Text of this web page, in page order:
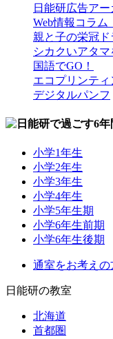
日能研広告ア
Web情報コラム
親と子の栄冠ド
シカクいアタ
国語でGO！
エコプリンティ
デジタルパンフ
小学1年生
小学2年生
小学3年生
小学4年生
小学5年生期
小学6年生前期
小学6年生後期
通室をお考えの
日能研の教室
北海道
首都圏